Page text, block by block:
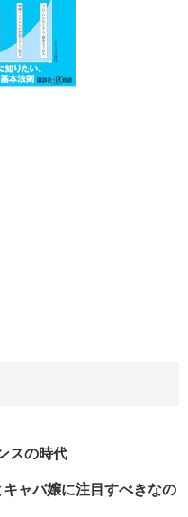
スの時代
ャバ嬢に注目すべきなの